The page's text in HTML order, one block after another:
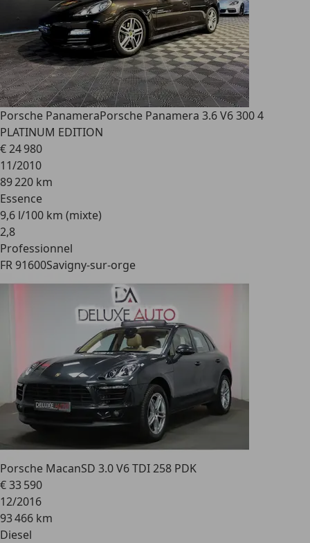
Porsche PanameraPorsche Panamera 3.6 V6 300 4
PLATINUM EDITION
€ 24 980
11/2010
89 220 km
Essence
9,6 l/100 km (mixte)
2,8
Professionnel
FR 91600Savigny-sur-orge
Porsche MacanSD 3.0 V6 TDI 258 PDK
€ 33 590
12/2016
93 466 km
Diesel